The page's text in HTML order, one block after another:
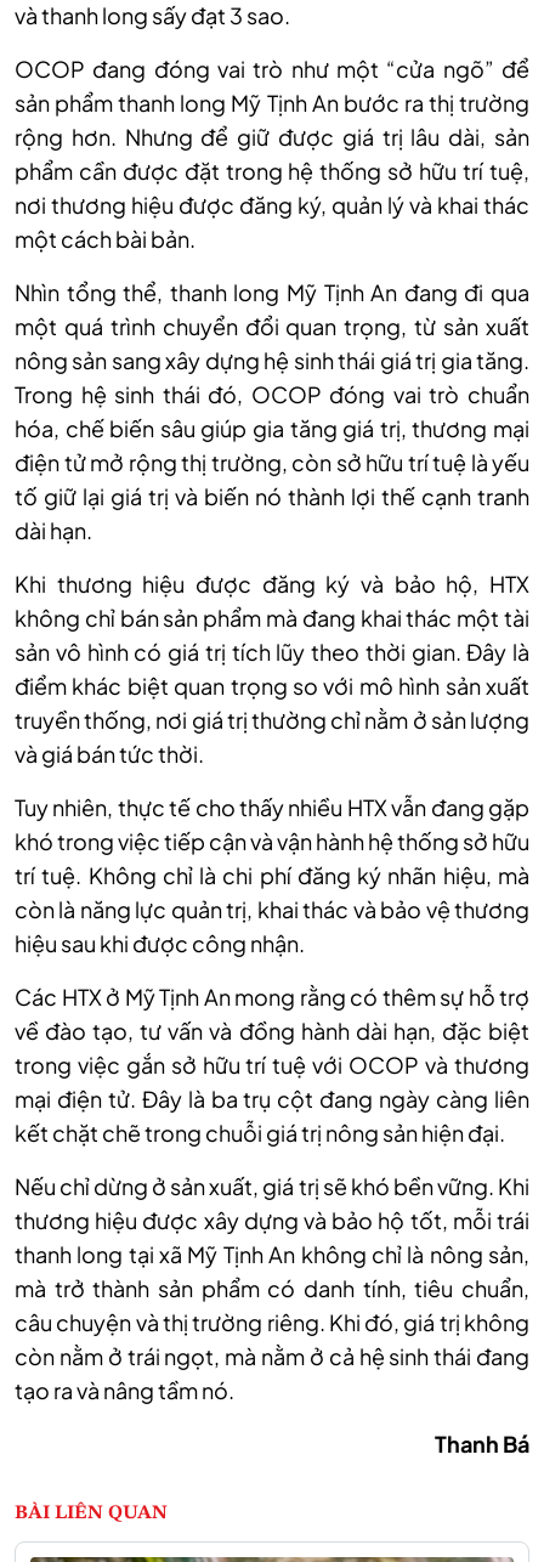
và thanh long sấy đạt 3 sao.
OCOP đang đóng vai trò như một “cửa ngõ” để
sản phẩm thanh long Mỹ Tịnh An bước ra thị trường
rộng hơn. Nhưng để giữ được giá trị lâu dài, sản
phẩm cần được đặt trong hệ thống sở hữu trí tuệ,
nơi thương hiệu được đăng ký, quản lý và khai thác
một cách bài bản.
Nhìn tổng thể, thanh long Mỹ Tịnh An đang đi qua
một quá trình chuyển đổi quan trọng, từ sản xuất
nông sản sang xây dựng hệ sinh thái giá trị gia tăng.
Trong hệ sinh thái đó, OCOP đóng vai trò chuẩn
hóa, chế biến sâu giúp gia tăng giá trị, thương mại
điện tử mở rộng thị trường, còn sở hữu trí tuệ là yếu
tố giữ lại giá trị và biến nó thành lợi thế cạnh tranh
dài hạn.
Khi thương hiệu được đăng ký và bảo hộ, HTX
không chỉ bán sản phẩm mà đang khai thác một tài
sản vô hình có giá trị tích lũy theo thời gian. Đây là
điểm khác biệt quan trọng so với mô hình sản xuất
truyền thống, nơi giá trị thường chỉ nằm ở sản lượng
và giá bán tức thời.
Tuy nhiên, thực tế cho thấy nhiều HTX vẫn đang gặp
khó trong việc tiếp cận và vận hành hệ thống sở hữu
trí tuệ. Không chỉ là chi phí đăng ký nhãn hiệu, mà
còn là năng lực quản trị, khai thác và bảo vệ thương
hiệu sau khi được công nhận.
Các HTX ở Mỹ Tịnh An mong rằng có thêm sự hỗ trợ
về đào tạo, tư vấn và đồng hành dài hạn, đặc biệt
trong việc gắn sở hữu trí tuệ với OCOP và thương
mại điện tử. Đây là ba trụ cột đang ngày càng liên
kết chặt chẽ trong chuỗi giá trị nông sản hiện đại.
Nếu chỉ dừng ở sản xuất, giá trị sẽ khó bền vững. Khi
thương hiệu được xây dựng và bảo hộ tốt, mỗi trái
thanh long tại xã Mỹ Tịnh An không chỉ là nông sản,
mà trở thành sản phẩm có danh tính, tiêu chuẩn,
câu chuyện và thị trường riêng. Khi đó, giá trị không
còn nằm ở trái ngọt, mà nằm ở cả hệ sinh thái đang
tạo ra và nâng tầm nó.
Thanh Bá
BÀI LIÊN QUAN